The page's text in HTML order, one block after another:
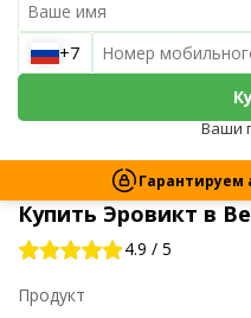
Купить Эровикт в
4.9 / 5
Продукт
+7
Ваши
Гарантируем